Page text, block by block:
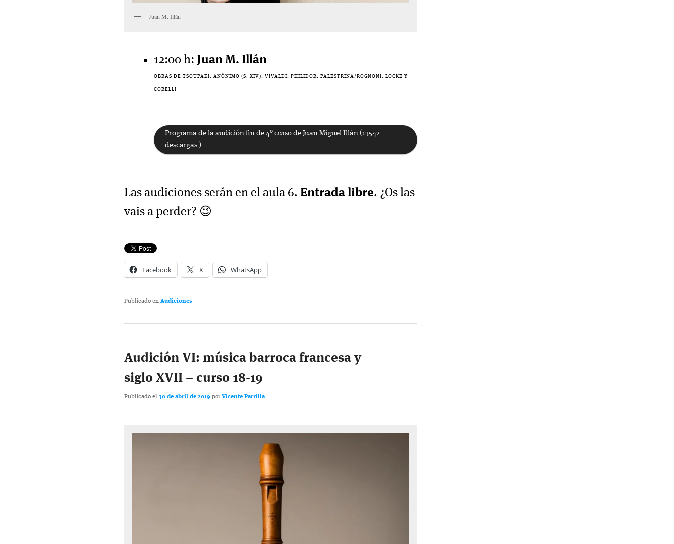
Juan M. Illán
12:00 h: Juan M. Illán
OBRAS DE TSOUPAKI, ANÓNIMO (S. XIV), VIVALDI, PHILIDOR, PALESTRINA/ROGNONI, LOCKE Y
CORELLI
Programa de la audición fin de 4º curso de Juan Miguel Illán (13542
descargas )
Las audiciones serán en el aula 6. Entrada libre. ¿Os las
vais a perder? 😉
Facebook X WhatsApp
Publicado en Audiciones
Audición VI: música barroca francesa y
siglo XVII – curso 18-19
Publicado el 30 de abril de 2019 por Vicente Parrilla